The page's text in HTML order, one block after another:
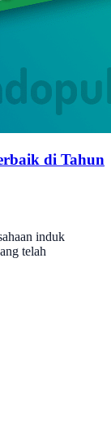
di Tahun
induk
telah